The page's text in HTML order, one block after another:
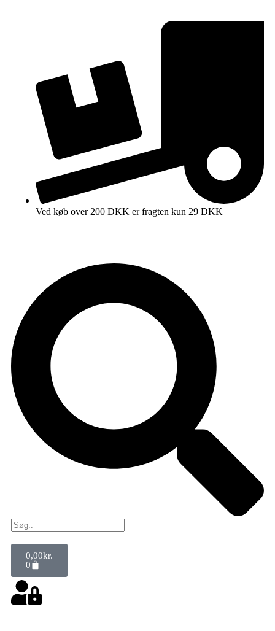
Ved køb over 200 DKK er fragten kun 29 DKK
0,00kr.
0